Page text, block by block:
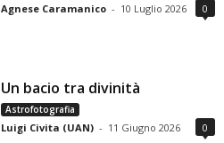
Agnese Caramanico - 10 Luglio 2026 0
Un bacio tra divinità
Astrofotografia
Luigi Civita (UAN) - 11 Giugno 2026 0